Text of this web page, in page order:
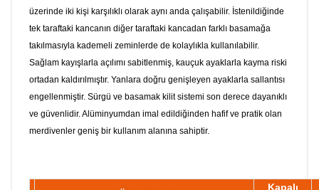
üzerinde iki kişi karşılıklı olarak aynı anda çalışabilir. İstenildiğinde
tek taraftaki kancanın diğer taraftaki kancadan farklı basamağa
takılmasıyla kademeli zeminlerde de kolaylıkla kullanılabilir.
Sağlam kayışlarla açılımı sabitlenmiş, kauçuk ayaklarla kayma riski
ortadan kaldırılmıştır. Yanlara doğru genişleyen ayaklarla sallantısı
engellenmiştir. Sürgü ve basamak kilit sistemi son derece dayanıklı
ve güvenlidir. Alüminyumdan imal edildiğinden hafif ve pratik olan
merdivenler geniş bir kullanım alanına sahiptir.
Kapalı